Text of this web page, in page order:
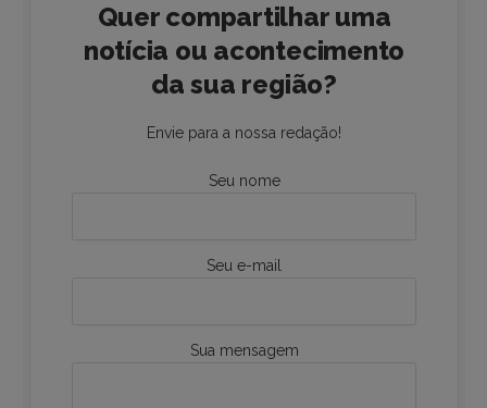
Quer compartilhar uma
notícia ou acontecimento
da sua região?
Envie para a nossa redação!
Seu nome
Seu e-mail
Sua mensagem